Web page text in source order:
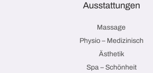
Ausstattungen
Massage
Physio – Medizinisch
Ästhetik
Spa – Schönheit